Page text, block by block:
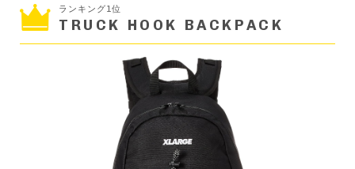
ランキング1位
TRUCK HOOK BACKPACK